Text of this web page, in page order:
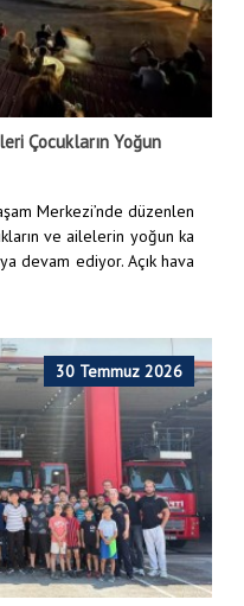
Çocukların Yoğun
Merkezi’nde düzenlen
ve ailelerin yoğun ka
devam ediyor. Açık hava
30 Temmuz 2026